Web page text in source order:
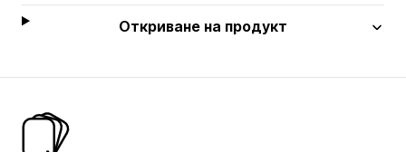
Откриване на продукт